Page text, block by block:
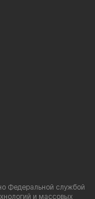
Федеральной службой
и массовых